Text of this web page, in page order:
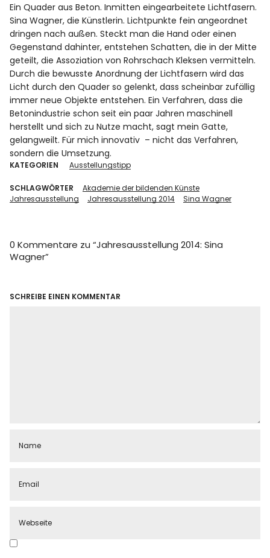
Ein Quader aus Beton. Inmitten eingearbeitete Lichtfasern.
Sina Wagner, die Künstlerin. Lichtpunkte fein angeordnet
dringen nach außen. Steckt man die Hand oder einen
Gegenstand dahinter, entstehen Schatten, die in der Mitte
geteilt, die Assoziation von Rohrschach Kleksen vermitteln.
Durch die bewusste Anordnung der Lichtfasern wird das
Licht durch den Quader so gelenkt, dass scheinbar zufällig
immer neue Objekte entstehen. Ein Verfahren, dass die
Betonindustrie schon seit ein paar Jahren maschinell
herstellt und sich zu Nutze macht, sagt mein Gatte,
gelangweilt. Für mich innovativ – nicht das Verfahren,
sondern die Umsetzung.
KATEGORIEN Ausstellungstipp
SCHLAGWÖRTER
Akademie der bildenden Künste
Jahresausstellung
Jahresausstellung 2014 Sina Wagner
0 Kommentare zu “Jahresausstellung 2014: Sina
Wagner”
SCHREIBE EINEN KOMMENTAR